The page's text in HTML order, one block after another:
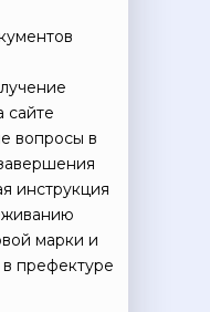
сайте
вопросы в
инструкция
марки и
префектуре